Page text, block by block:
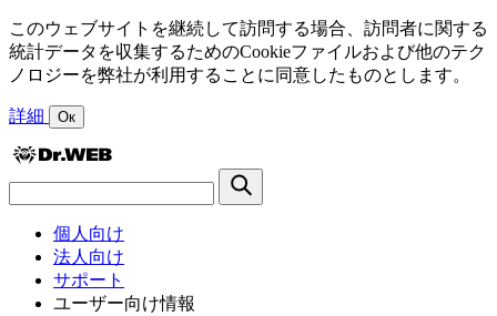
このウェブサイトを継続して訪問する場合、訪問者に関する
統計データを収集するためのCookieファイルおよび他のテク
ノロジーを弊社が利用することに同意したものとします。
詳細 Ок
個人向け
法人向け
サポート
ユーザー向け情報